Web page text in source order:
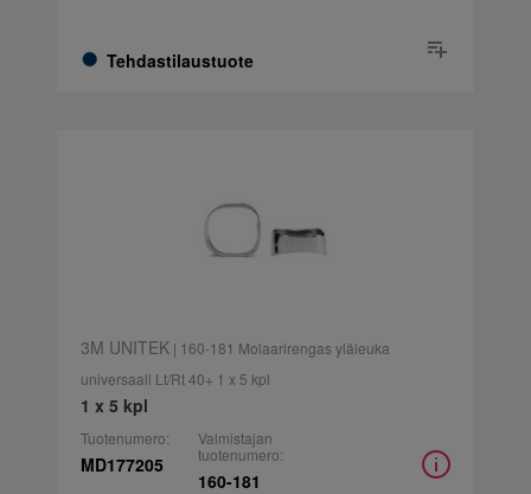
Tehdastilaustuote
3M UNITEK| 160-181 Molaarirengas yläleuka
universaali Lt/Rt 40+ 1 x 5 kpl
1 x 5 kpl
Tuotenumero:
MD177205
Valmistajan
tuotenumero:
160-181